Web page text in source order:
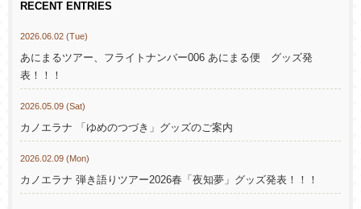
RECENT ENTRIES
2026.06.02 (Tue)
あにまるツアー、フライトナンバー006 あにまる便 グッズ発
表！！！
2026.05.09 (Sat)
カノエラナ 「ゆめのつづき」グッズのご案内
2026.02.09 (Mon)
カノエラナ 弾き語りツアー2026春「夜知夢」グッズ発表！！！